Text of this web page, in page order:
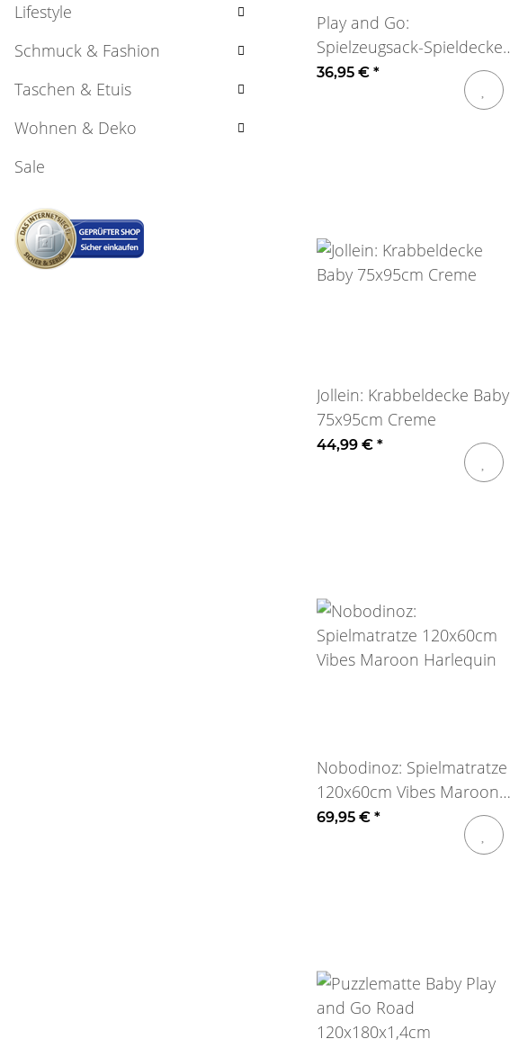
Play and Go:
Spielzeugsack-Spieldecke
2in1 Big Cars
36,95 € *
Jollein: Krabbeldecke Baby
75x95cm Creme
44,99 € *
Nobodinoz: Spielmatratze
120x60cm Vibes Maroon
Harlequin
69,95 € *
Lifestyle
Schmuck & Fashion
Taschen & Etuis
Wohnen & Deko
Sale